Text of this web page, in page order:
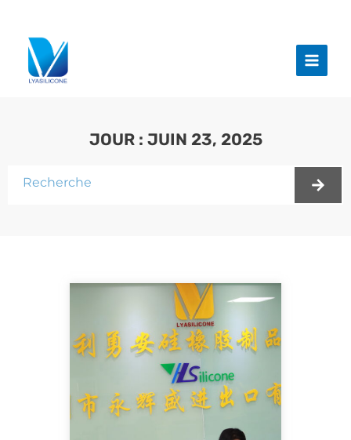
contenu
JOUR : JUIN 23, 2025